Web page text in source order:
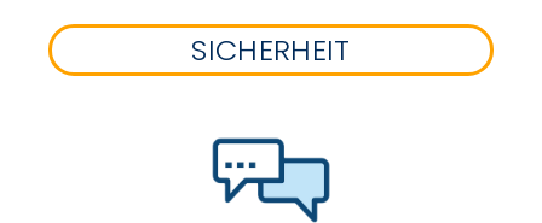
SICHERHEIT